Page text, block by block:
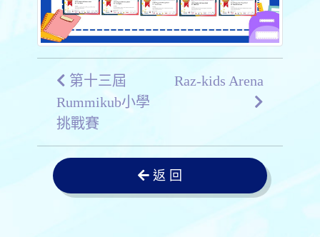
第十三屆
Rummikub小學
挑戰賽
Raz-kids Arena
返 回